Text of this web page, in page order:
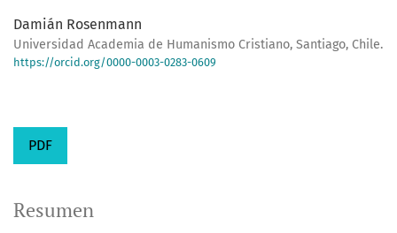
Damián Rosenmann
Universidad Academia de Humanismo Cristiano, Santiago, Chile.
https://orcid.org/0000-0003-0283-0609
PDF
Resumen